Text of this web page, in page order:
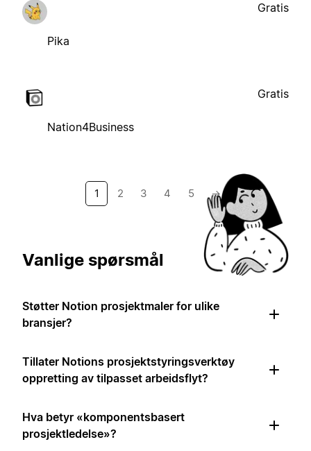
Pika
Gratis
Nation4Business
Gratis
1 2 3 4 5 →
Vanlige spørsmål
Støtter Notion prosjektmaler for ulike
bransjer?
Tillater Notions prosjektstyringsverktøy
oppretting av tilpasset arbeidsflyt?
Hva betyr «komponentsbasert
prosjektledelse»?